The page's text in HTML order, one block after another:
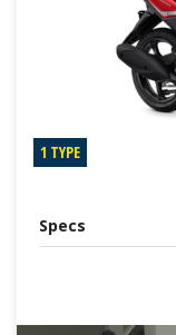
1 TYPE
Specs